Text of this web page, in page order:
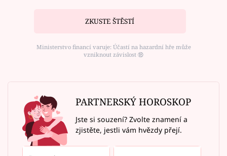
ZKUSTE ŠTĚSTÍ
Ministerstvo financí varuje: Účastí na hazardní hře může
vzniknout závislost ⑱
PARTNERSKÝ HOROSKOP
Jste si souzení? Zvolte znamení a
zjistěte, jestli vám hvězdy přejí.